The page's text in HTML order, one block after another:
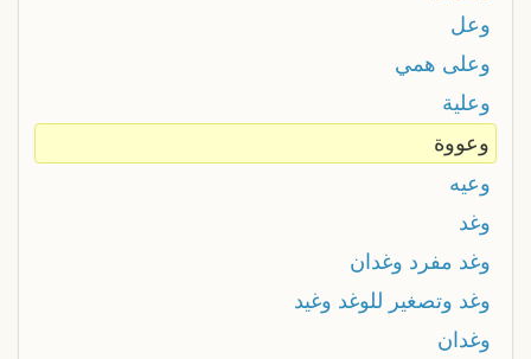
وعل
وعلى همي
وعلية
وعووة
وعيه
وغد
وغد مفرد وغدان
وغد وتصغير للوغد وغيد
وغدان